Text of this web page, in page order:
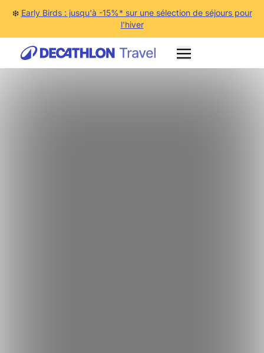
❄️ Early Birds : jusqu'à -15%* sur une sélection de séjours pour
l'hiver